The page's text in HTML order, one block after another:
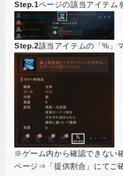
Step.1ページの該当アイテム
Step.2該当アイテムの「%」
※ゲーム内から確認できない
ページ⇒「提供割合」にてご